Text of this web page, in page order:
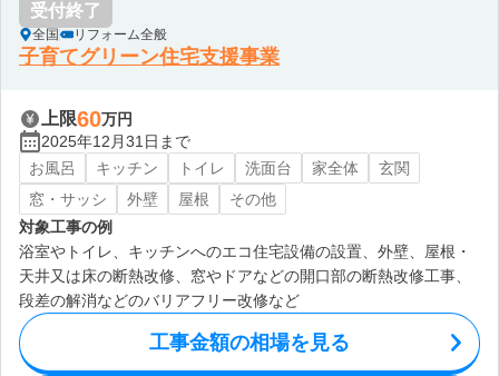
受付終了
全国 リフォーム全般
子育てグリーン住宅支援事業
上限60万円
2025年12月31日まで
お風呂
キッチン トイレ 洗面台 家全体
玄関
窓・サッシ
外壁 屋根
その他
対象工事の例
浴室やトイレ、キッチンへのエコ住宅設備の設置、外壁、屋根・
天井又は床の断熱改修、窓やドアなどの開口部の断熱改修工事、
段差の解消などのバリアフリー改修など
工事金額の相場を見る